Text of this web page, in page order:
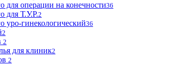
для операции на конечности36
для Т.У.Р.2
уро-гинекологический36
2
2
для клиник2
2